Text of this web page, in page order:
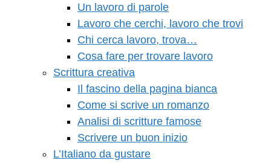
Un lavoro di parole
Lavoro che cerchi, lavoro che trovi
Chi cerca lavoro, trova…
Cosa fare per trovare lavoro
Scrittura creativa
Il fascino della pagina bianca
Come si scrive un romanzo
Analisi di scritture famose
Scrivere un buon inizio
L’Italiano da gustare